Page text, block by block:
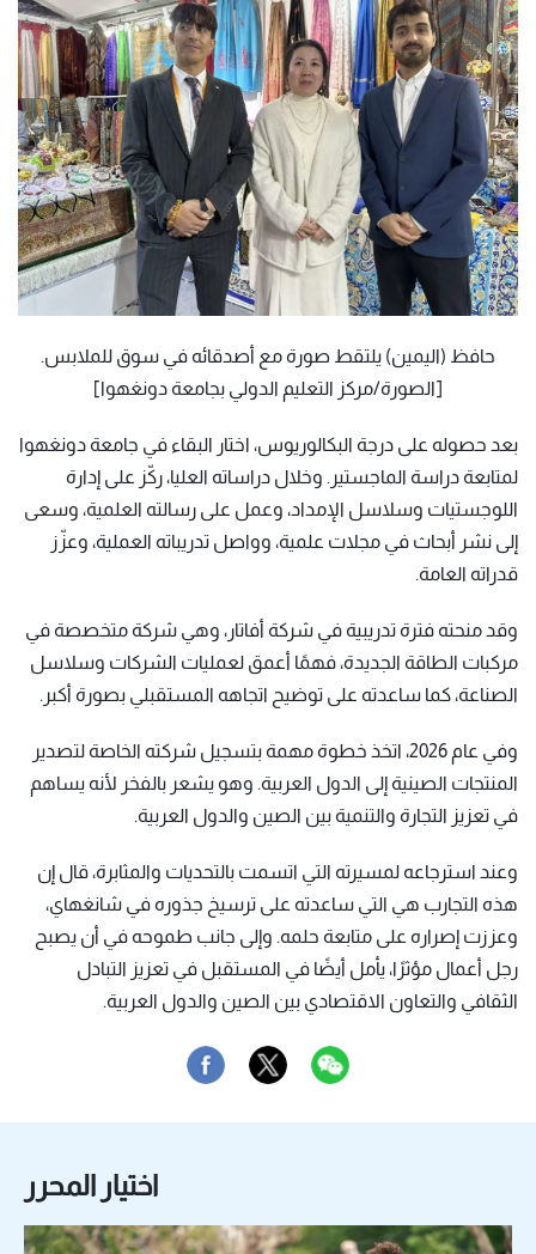
حافظ (اليمين) يلتقط صورة مع أصدقائه في سوق للملابس.
[الصورة/مركز التعليم الدولي بجامعة دونغهوا]
بعد حصوله على درجة البكالوريوس، اختار البقاء في جامعة دونغهوا
لمتابعة دراسة الماجستير. وخلال دراساته العليا، ركّز على إدارة
اللوجستيات وسلاسل الإمداد، وعمل على رسالته العلمية، وسعى
إلى نشر أبحاث في مجلات علمية، وواصل تدريباته العملية، وعزّز
قدراته العامة.
وقد منحته فترة تدريبية في شركة أفاتار، وهي شركة متخصصة في
مركبات الطاقة الجديدة، فهمًا أعمق لعمليات الشركات وسلاسل
الصناعة، كما ساعدته على توضيح اتجاهه المستقبلي بصورة أكبر.
وفي عام 2026، اتخذ خطوة مهمة بتسجيل شركته الخاصة لتصدير
المنتجات الصينية إلى الدول العربية. وهو يشعر بالفخر لأنه يساهم
في تعزيز التجارة والتنمية بين الصين والدول العربية.
وعند استرجاعه لمسيرته التي اتسمت بالتحديات والمثابرة، قال إن
هذه التجارب هي التي ساعدته على ترسيخ جذوره في شانغهاي،
وعززت إصراره على متابعة حلمه. وإلى جانب طموحه في أن يصبح
رجل أعمال مؤثرًا، يأمل أيضًا في المستقبل في تعزيز التبادل
الثقافي والتعاون الاقتصادي بين الصين والدول العربية.
اختيار المحرر